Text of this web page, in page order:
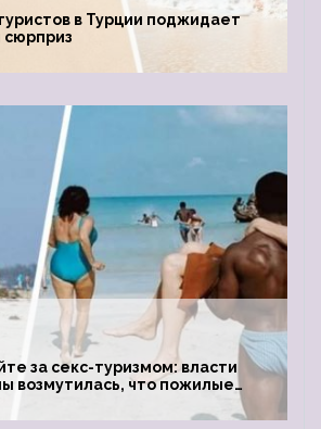
в Турции поджидает
за секс-туризмом: власти
возмутилась, что пожилые
едут к ним, чтобы
молодыми любовниками